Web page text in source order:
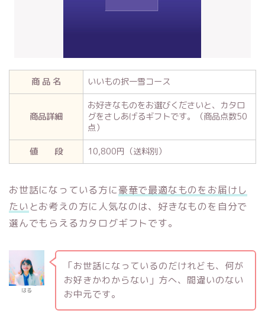
商 品 名 いいもの択一雪コース
商品詳細
お好きなものをお選びくださいと、カタロ
グをさしあげるギフトです。（商品点数50
点）
値 段
10,800円（送料別）
お世話になっている方に豪華で最適なものをお届けし
たい とお考えの方に人気なのは、好きなものを自分で
選んでもらえるカタログギフトです。
はる
「お世話になっているのだけれども、何が
お好きかわからない」方へ、間違いのない
お中元です。